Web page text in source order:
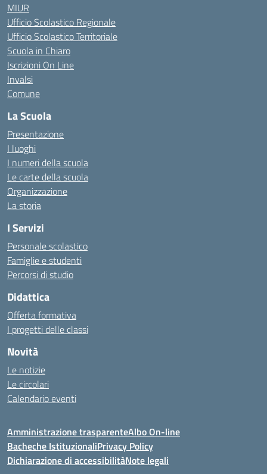
MIUR
Ufficio Scolastico Regionale
Ufficio Scolastico Territoriale
Scuola in Chiaro
Iscrizioni On Line
Invalsi
Comune
La Scuola
Presentazione
I luoghi
I numeri della scuola
Le carte della scuola
Organizzazione
La storia
I Servizi
Personale scolastico
Famiglie e studenti
Percorsi di studio
Didattica
Offerta formativa
I progetti delle classi
Novità
Le notizie
Le circolari
Calendario eventi
Amministrazione trasparenteAlbo On-line
Bacheche IstituzionaliPrivacy Policy
Dichiarazione di accessibilitàNote legali